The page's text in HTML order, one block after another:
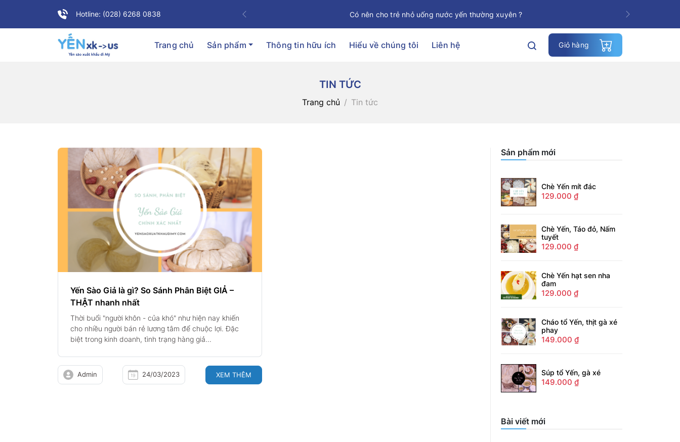
Hotline: (028) 6268 0838 Có nên cho trẻ nhỏ uống nước yến thường xuyên ?
Previous Next
Trang chủ Sản phẩm Thông tin hữu ích Hiểu về chúng tôi Liên hệ Giỏ hàng
TIN TỨC
Trang chủ Tin tức
Yến Sào Giả là gì? So Sánh Phân Biệt GIẢ –
THẬT nhanh nhất
Thời buổi "người khôn - của khó" như hiện nay khiến
cho nhiều người bán rẻ lương tâm để chuộc lợi. Đặc
biệt trong kinh doanh, tình trạng hàng giả...
Admin 24/03/2023 XEM THÊM
Sản phẩm mới
Chè Yến mít đác
129.000 ₫
Chè Yến, Táo đỏ, Nấm
tuyết
129.000 ₫
Chè Yến hạt sen nha
đam
129.000 ₫
Cháo tổ Yến, thịt gà xé
phay
149.000 ₫
Súp tổ Yến, gà xé
149.000 ₫
Bài viết mới